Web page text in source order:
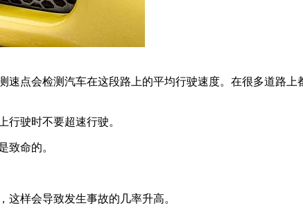
点会检测汽车在这段路上的平均行驶速度。在很多道路
行驶时不要超速行驶。
致命的。
样会导致发生事故的几率升高。